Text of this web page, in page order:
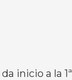
inicio a la 1ª